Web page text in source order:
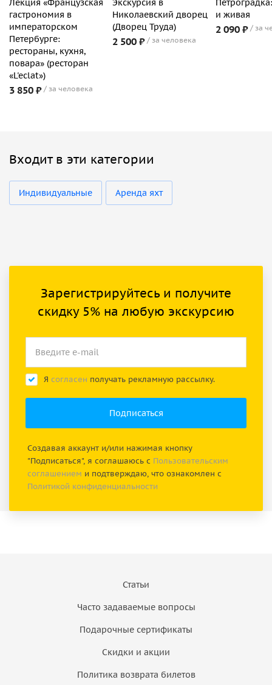
Лекция «Французская
гастрономия в
императорском
Петербурге:
рестораны, кухня,
повара» (ресторан
«L'eclat»)
3 850 ₽ за человека
Экскурсия в
Николаевский дворец
(Дворец Труда)
2 500 ₽ за человека
и живая
2 090 ₽ за
Входит в эти категории
Индивидуальные Аренда яхт
Зарегистрируйтесь и получите
скидку 5% на любую экскурсию
Я согласен получать рекламную рассылку.
Создавая аккаунт и/или нажимая кнопку
"Подписаться", я соглашаюсь с Пользовательским
соглашением и подтверждаю, что ознакомлен с
Политикой конфиденциальности
Статьи
Часто задаваемые вопросы
Подарочные сертификаты
Скидки и акции
Политика возврата билетов